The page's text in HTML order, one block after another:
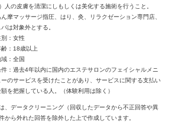
人の皮膚を清潔にしもしくは美化する施術を行うこと。
ん摩マッサージ指圧、はり、灸、リラクゼーション専門店、
パは対象外とする。
別：女性
齢：18歳以上
域：全国
件：過去4年以内に国内のエステサロンのフェイシャルメニ
ーのサービスを受けたことがあり、サービスに関する支払い
額を把握している人。（体験利用は除く）
、データクリーニング（回収したデータから不正回答や異
から外れた回答を除外した上で作成しています。